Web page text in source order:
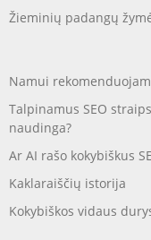
Žieminių padangų
Namui
Talpinamus SEO
naudinga?
Ar AI rašo kokybiškus
Kaklaraiščių istorija
Kokybiškos vidaus